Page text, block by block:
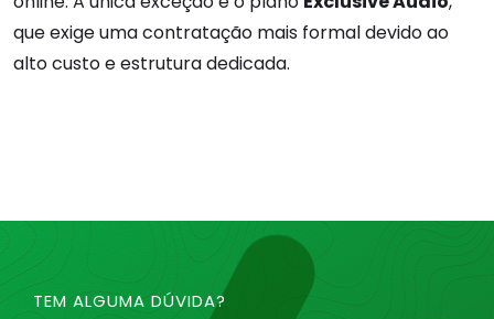
que exige uma contratação mais formal devido ao
alto custo e estrutura dedicada.
TEM ALGUMA DÚVIDA?